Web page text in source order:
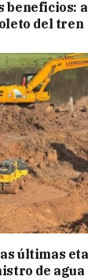
beneficios:
del tren
últimas
de agua